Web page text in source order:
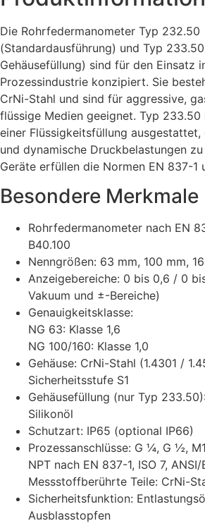
Die Rohrfedermanometer Typ 232.50
(Standardausführung) und Typ
Gehäusefüllung) sind für den Einsatz
Prozessindustrie konzipiert. Sie
CrNi-Stahl und sind für aggressive,
flüssige Medien geeignet. Typ
einer Flüssigkeitsfüllung ausgestattet,
und dynamische Druckbelastungen
Geräte erfüllen die Normen EN 837-1
Besondere Merkmale
Rohrfedermanometer nach EN
B40.100
Nenngrößen: 63 mm, 100 mm,
Anzeigebereiche: 0 bis 0,6 / 0
Vakuum und ±-Bereiche)
Genauigkeitsklasse:
NG 63: Klasse 1,6
NG 100/160: Klasse 1,0
Gehäuse: CrNi-Stahl (1.4301 /
Sicherheitsstufe S1
Gehäusefüllung (nur Typ
Silikonöl
Schutzart: IP65 (optional IP66)
Prozessanschlüsse: G ¼, G ½,
NPT nach EN 837-1, ISO 7, ANSI/
Messstoffberührte Teile: CrNi-
Sicherheitsfunktion:
Ausblasstopfen